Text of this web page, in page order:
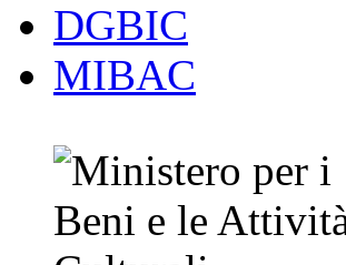
DGBIC
MIBAC